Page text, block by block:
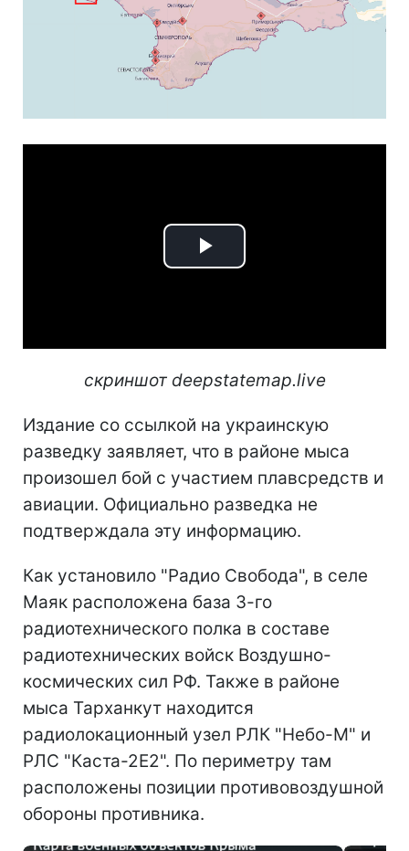
Play
скриншот deepstatemap.live
Издание со ссылкой на украинскую
разведку заявляет, что в районе мыса
произошел бой с участием плавсредств и
авиации. Официально разведка не
подтверждала эту информацию.
Как установило "Радио Свобода", в селе
Маяк расположена база 3-го
радиотехнического полка в составе
радиотехнических войск Воздушно-
космических сил РФ. Также в районе
мыса Тарханкут находится
радиолокационный узел РЛК "Небо-М" и
РЛС "Каста-2Е2". По периметру там
расположены позиции противовоздушной
обороны противника.